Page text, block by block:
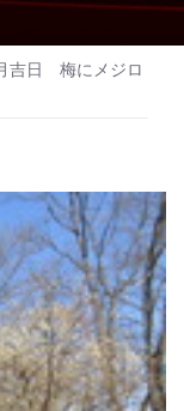
吉日 梅にメジロ